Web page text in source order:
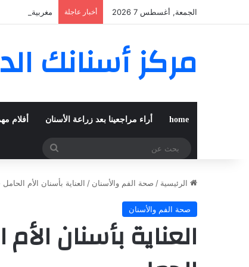
الجمعة, أغسطس 7 2026 أخبار عاجلة مغربية من
مركز أسنانك
home أراء مراجعينا بعد زراعة الأسنان أفلام
بحث
الرئيسية / صحة الفم والأسنان / العناية بأسنان الأم
صحة الفم والأسنان
العناية بأسنان